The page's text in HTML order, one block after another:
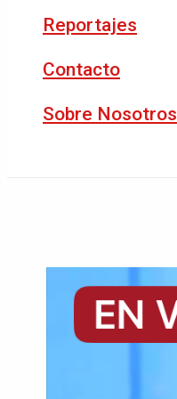
Reportajes
Contacto
Sobre Nosotros